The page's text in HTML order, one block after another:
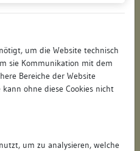
um die Website technisch
sie Kommunikation mit dem
Bereiche der Website
ohne diese Cookies nicht
um zu analysieren, welche
und Restaurierung
Als PDF herunterladen: